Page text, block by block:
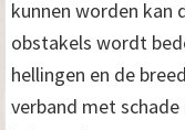
kunnen worden kan
obstakels wordt
hellingen en de
verband met